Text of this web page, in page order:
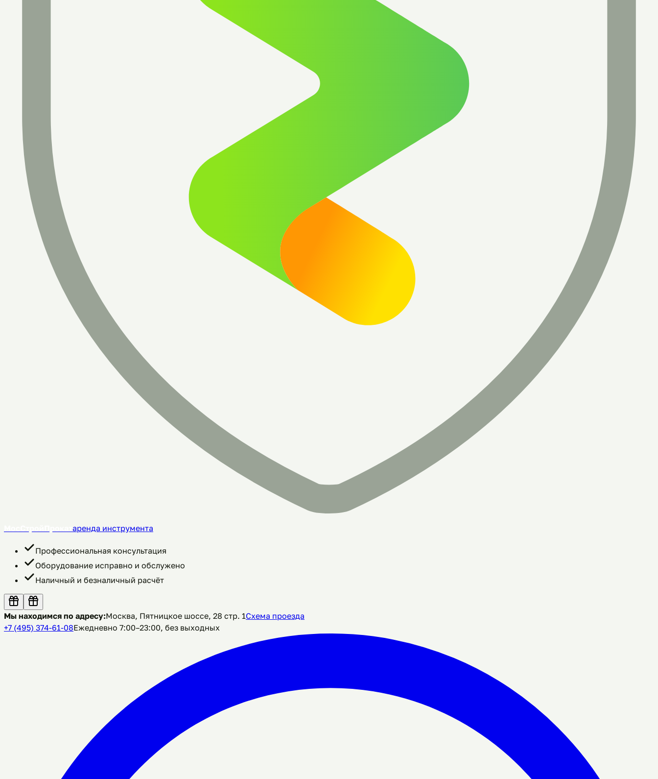
аренда инструмента
Профессиональная консультация
Оборудование исправно и обслужено
Наличный и безналичный расчёт
Мы находимся по адресу:Москва, Пятницкое шоссе, 28 стр. 1Схема проезда
+7 (495) 374-61-08Ежедневно 7:00–23:00, без выходных